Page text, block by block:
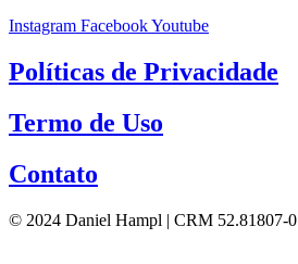
Instagram FacebookYoutube
Políticas de Privacidade
Termo de Uso
Contato
© 2024 Daniel Hampl | CRM 52.81807-0